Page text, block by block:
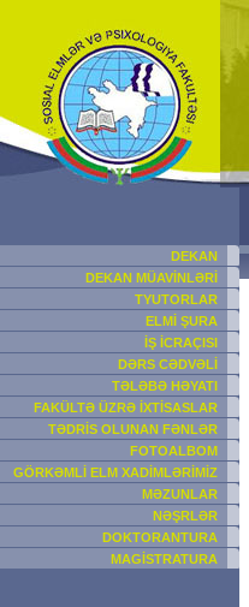
DEKAN
DEKAN MÜAVİNLƏRİ
TYUTORLAR
ELMİ ŞURA
İŞ İCRAÇISI
DƏRS CƏDVƏLİ
TƏLƏBƏ HƏYATI
FAKÜLTƏ ÜZRƏ İXTİSASLAR
TƏDRİS OLUNAN FƏNLƏR
FOTOALBOM
GÖRKƏMLİ ELM XADİMLƏRİMİZ
MƏZUNLAR
NƏŞRLƏR
DOKTORANTURA
MAGİSTRATURA